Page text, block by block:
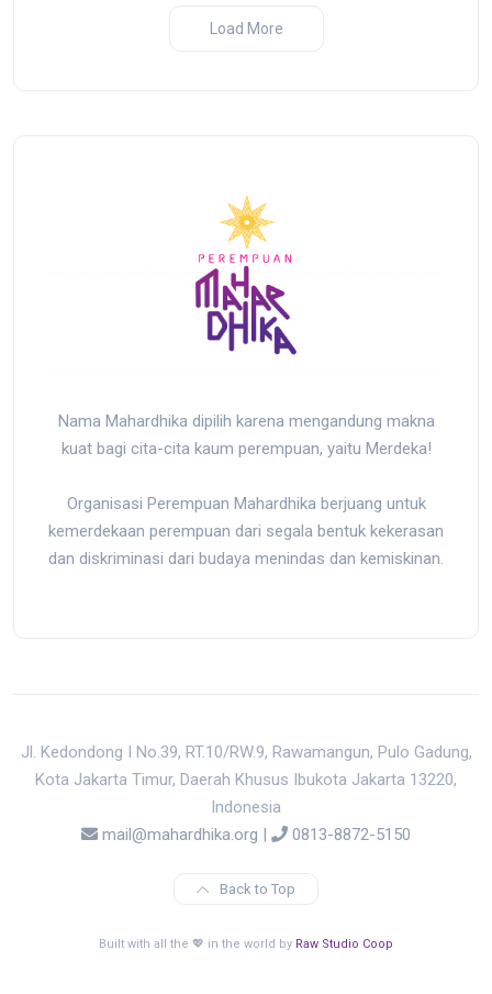
Pembantaian Massal oleh
Load More
Nama Mahardhika dipilih karena mengandung makna
kuat bagi cita-cita kaum perempuan, yaitu Merdeka!
Organisasi Perempuan Mahardhika berjuang untuk
kemerdekaan perempuan dari segala bentuk kekerasan
dan diskriminasi dari budaya menindas dan kemiskinan.
Jl. Kedondong I No.39, RT.10/RW.9, Rawamangun, Pulo Gadung,
Kota Jakarta Timur, Daerah Khusus Ibukota Jakarta 13220,
Indonesia
mail@mahardhika.org
0813-8872-5150
Back to Top
Built with all the 💖 in the world by Raw Studio Coop